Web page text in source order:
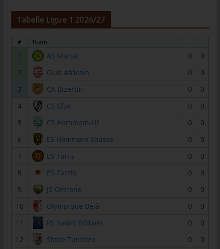
Tabelle Ligue 1 2026/27
# Team
1 AS Marsa 0
0
2
Club Africain 0
0
3
CA Bizertin 0
0
4
CS Sfax 0
0
5
CS Hammam-Lif 0
0
6
ES Hammam Sousse 0
0
7
ES Tunis 0
0
8
ES Zarzis 0
0
9
JS Omrane 0
0
10
Olympique Béjà 0
0
11
PS Sakiet Eddaïer 0
0
12
Stade Tunisien 0
0
tunesienfussball.de
Uwe Wassenberg
Rue 2 Mars
4022 Akouda - Tunesien
Telefon: +216 216 16 616
E-Mail:
Cookies
Die Internetseiten verwenden Cookies. Cookies sind
Textdateien, welche über einen Internetbrowser auf einem
Computersystem abgelegt und gespeichert werden.
Cookies enthalten eine sogenannte Cookie-ID. Eine Cookie-ID
ist eine eindeutige Kennung des Cookies. Sie besteht aus einer
Zeichenfolge, durch welche Internetseiten und Server dem
konkreten Internetbrowser zugeordnet werden können, in dem
das Cookie gespeichert wurde. Dies ermöglicht es den
besuchten Internetseiten und Servern, den individuellen
Browser der betroffenen Person von anderen Internetbrowsern,